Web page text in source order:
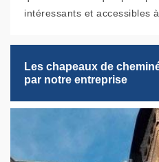
intéressants et accessibles
Les chapeaux de
par notre entreprise